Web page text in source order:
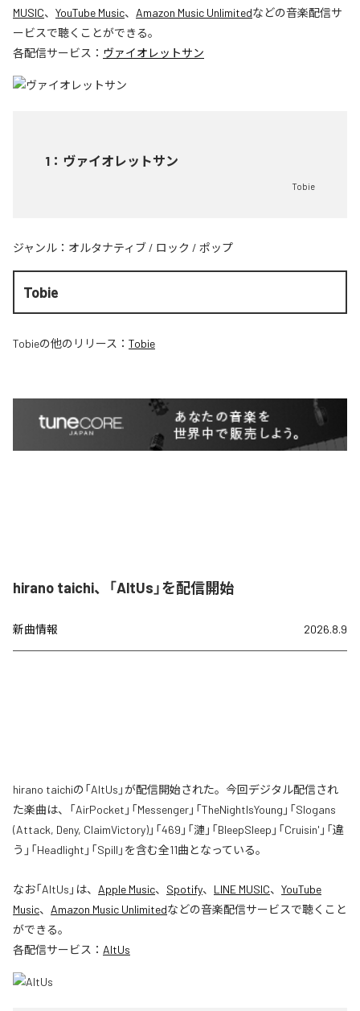
MUSIC、 YouTube Music、 Amazon Music Unlimitedなどの音楽配信サ
ービスで聴くことができる。
各配信サービス： ヴァイオレットサン
1 ： ヴァイオレットサン
Tobie
ジャンル： オルタナティブ / ロック / ポップ
Tobie
Tobieの他のリリース： Tobie
hirano taichi、「AltUs」を配信開始
新曲情報 2026.8.9
hirano taichiの「AltUs」が配信開始された。今回デジタル配信され
た楽曲は、「AirPocket」「Messenger」「TheNightIsYoung」「Slogans
(Attack, Deny, ClaimVictory)」「469」「漣」「BleepSleep」「Cruisin'」「違
う」「Headlight」「Spill」を含む全11曲となっている。
なお「AltUs 」は、 Apple Music、 Spotify、 LINE MUSIC、 YouTube
Music、 Amazon Music Unlimitedなどの音楽配信サービスで聴くこと
ができる。
各配信サービス： AltUs